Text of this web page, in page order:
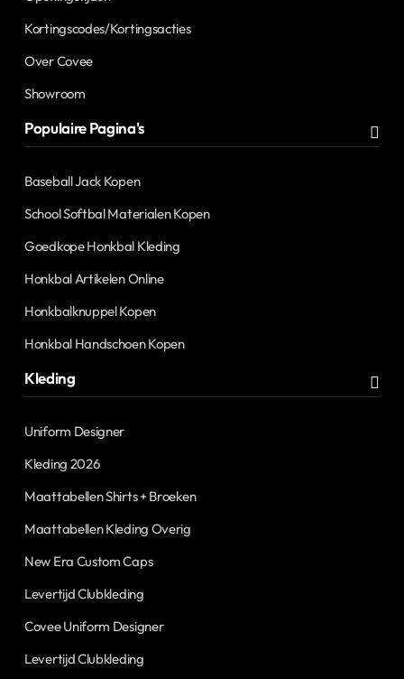
Kortingscodes/Kortingsacties
Over Covee
Showroom
Populaire Pagina's
Baseball Jack Kopen
School Softbal Materialen Kopen
Goedkope Honkbal Kleding
Honkbal Artikelen Online
Honkbalknuppel Kopen
Honkbal Handschoen Kopen
Kleding
Uniform Designer
Kleding 2026
Maattabellen Shirts + Broeken
Maattabellen Kleding Overig
New Era Custom Caps
Levertijd Clubkleding
Covee Uniform Designer
Levertijd Clubkleding